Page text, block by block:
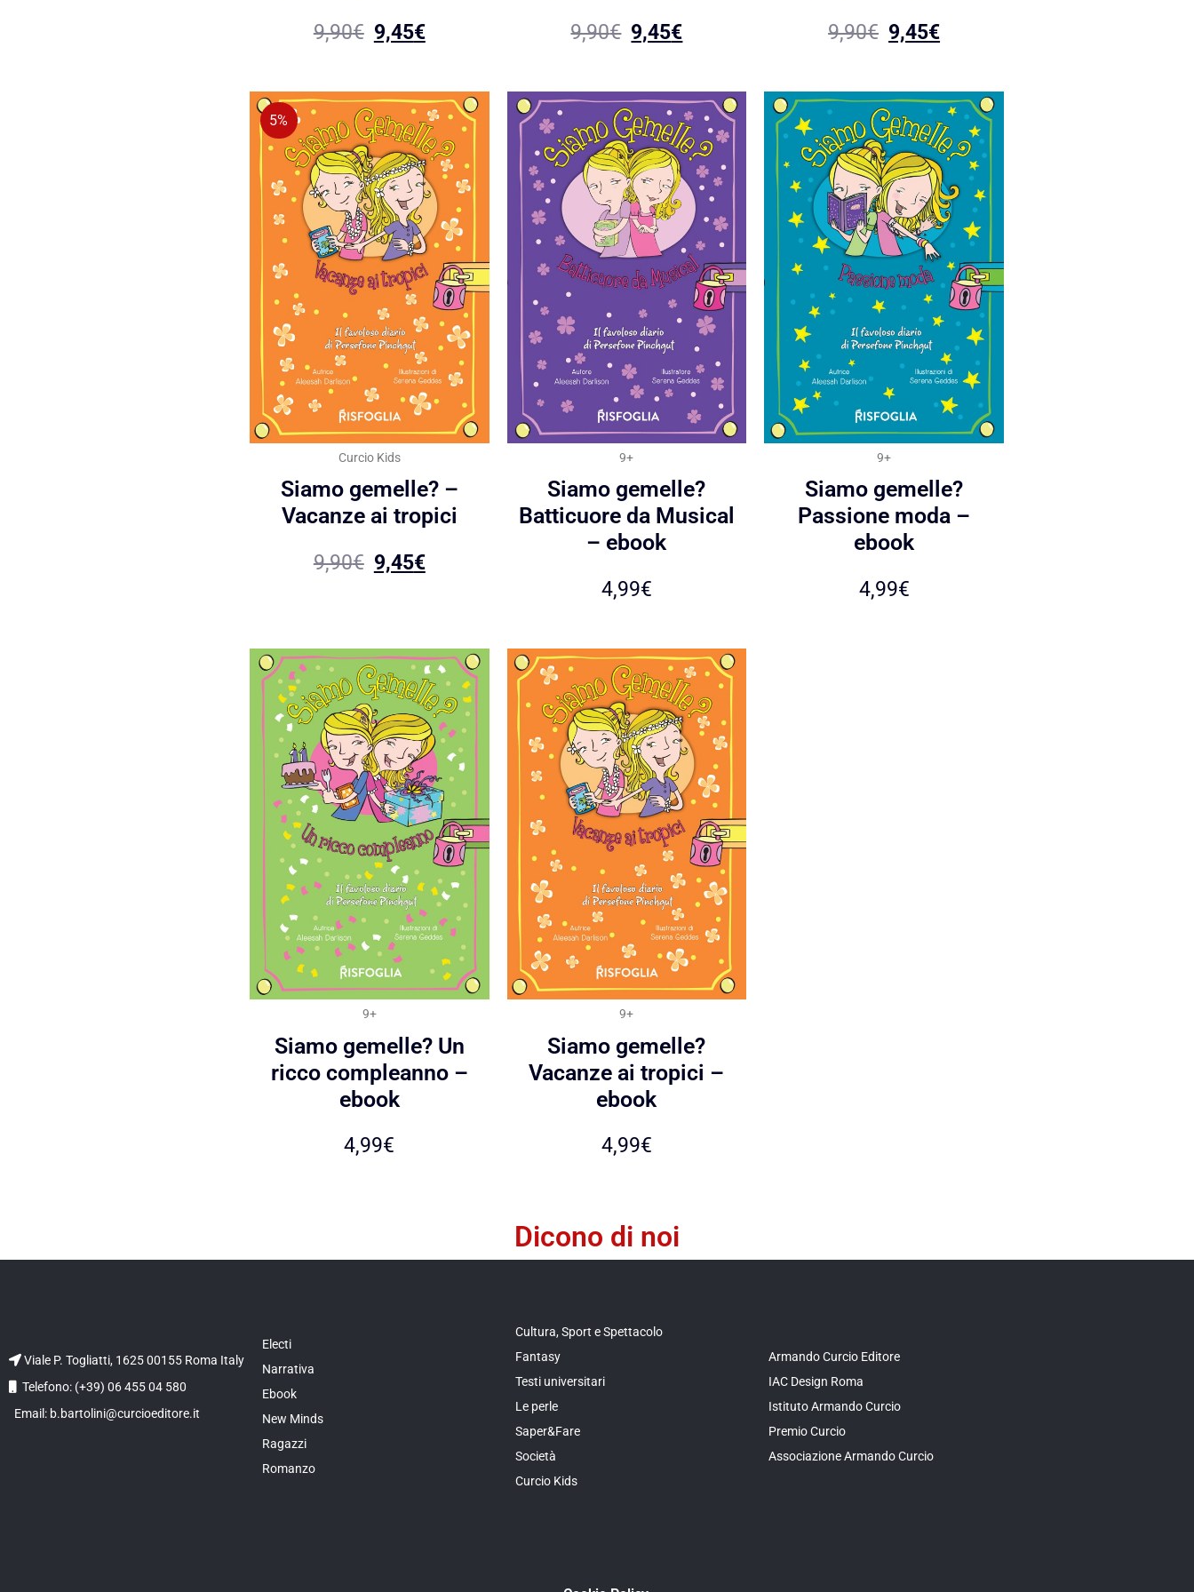
9,90€ 9,45€ 9,90€ 9,45€ 9,90€ 9,45€
5%
Curcio Kids
Siamo gemelle? –
Vacanze ai tropici
9,90€ 9,45€
9+
Siamo gemelle?
Batticuore da Musical
– ebook
4,99€
9+
Siamo gemelle?
Passione moda –
ebook
4,99€
9+
Siamo gemelle? Un
ricco compleanno –
ebook
4,99€
9+
Siamo gemelle?
Vacanze ai tropici –
ebook
4,99€
Dicono di noi
Viale P. Togliatti, 1625 00155 Roma Italy
Telefono: (+39) 06 455 04 580
Email: b.bartolini@curcioeditore.it
Electi
Narrativa
Ebook
New Minds
Ragazzi
Romanzo
Cultura, Sport e Spettacolo
Fantasy
Testi universitari
Le perle
Saper&Fare
Società
Curcio Kids
Armando Curcio Editore
IAC Design Roma
Istituto Armando Curcio
Premio Curcio
Associazione Armando Curcio